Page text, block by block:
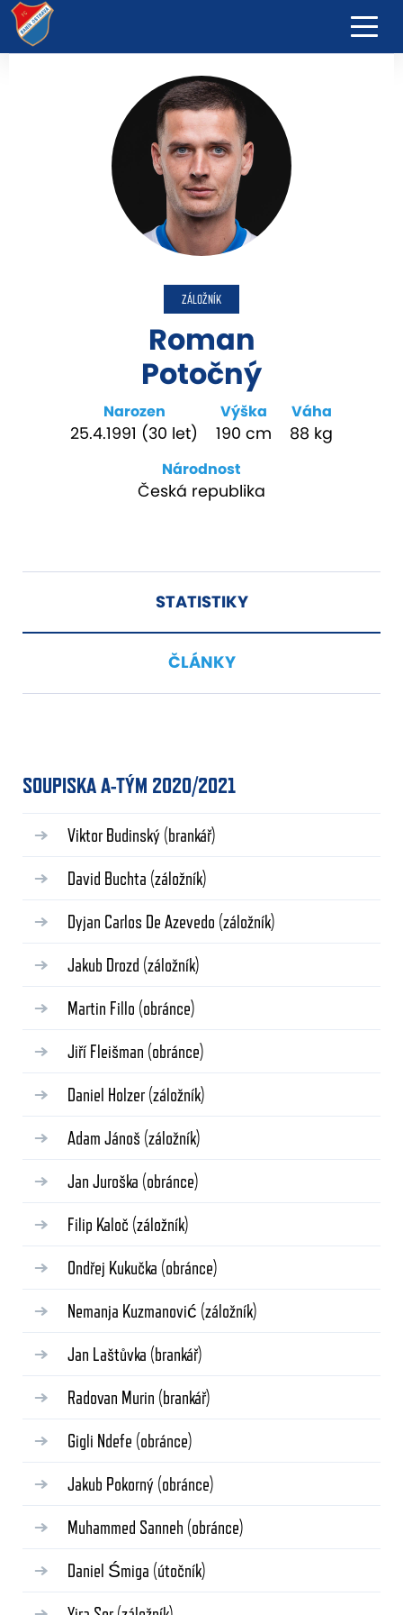
ZÁLOŽNÍK
Roman
Potočný
Narozen
25.4.1991 (30 let)
Výška
190 cm
Váha
88 kg
Národnost
Česká republika
STATISTIKY
ČLÁNKY
SOUPISKA A-TÝM 2020/2021
Viktor Budinský (brankář)
David Buchta (záložník)
Dyjan Carlos De Azevedo (záložník)
Jakub Drozd (záložník)
Martin Fillo (obránce)
Jiří Fleišman (obránce)
Daniel Holzer (záložník)
Adam Jánoš (záložník)
Jan Juroška (obránce)
Filip Kaloč (záložník)
Ondřej Kukučka (obránce)
Nemanja Kuzmanović (záložník)
Jan Laštůvka (brankář)
Radovan Murin (brankář)
Gigli Ndefe (obránce)
Jakub Pokorný (obránce)
Muhammed Sanneh (obránce)
Daniel Śmiga (útočník)